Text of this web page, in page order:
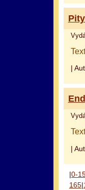
|
|
|0-
165|